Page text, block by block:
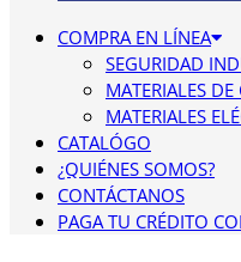
COMPRA EN LÍNEA
SEGURIDAD
MATERIALES
MATERIALES
CATALÓGO
¿QUIÉNES SOMOS?
CONTÁCTANOS
PAGA TU CRÉDITO